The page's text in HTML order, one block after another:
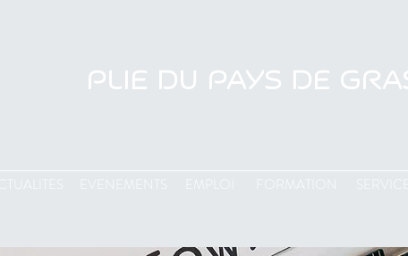
PLIE DU PAYS DE
EVENEMENTS FORMATION